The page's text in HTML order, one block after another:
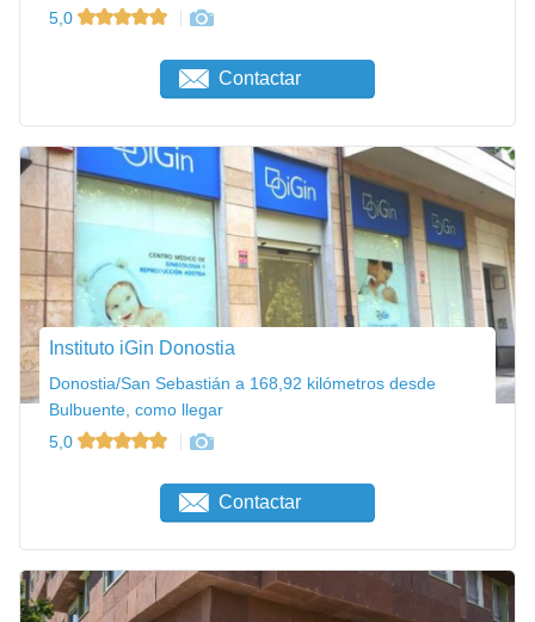
5,0
Contactar
Instituto iGin Donostia
Donostia/San Sebastián a 168,92 kilómetros desde
Bulbuente, como llegar
5,0
Contactar